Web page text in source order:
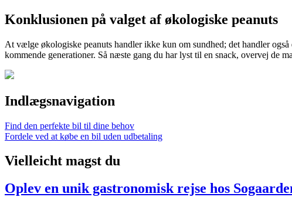
Konklusionen på valget af økologiske peanuts
At vælge økologiske peanuts handler ikke kun om sundhed; det handler
kommende generationer. Så næste gang du har lyst til en snack, overvej de
Indlægsnavigation
Find den perfekte bil til dine behov
Fordele ved at købe en bil uden udbetaling
Vielleicht magst du
Oplev en unik gastronomisk rejse hos